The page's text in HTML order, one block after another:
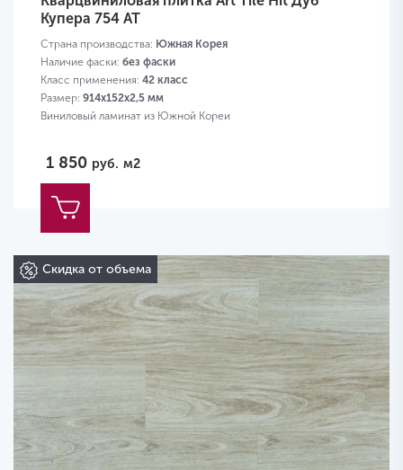
Купера 754 AT
Страна производства: Южная Корея
Наличие фаски: без фаски
Класс применения: 42 класс
Размер: 914х152х2,5 мм
Виниловый ламинат из Южной Кореи
1 850 руб. м2
Скидка от объема